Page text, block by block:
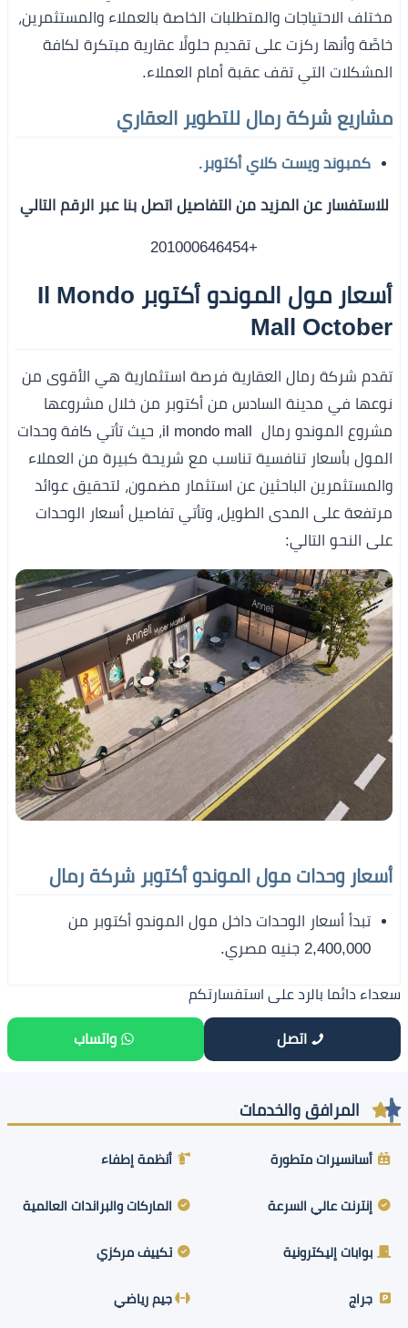
مختلف الاحتياجات والمتطلبات الخاصة بالعملاء والمستثمرين،
خاصًة وأنها ركزت على تقديم حلولًا عقارية مبتكرة لكافة
المشكلات التي تقف عقبة أمام العملاء.
مشاريع شركة رمال للتطوير العقاري
كمبوند ويست كلاي أكتوبر.
للاستفسار عن المزيد من التفاصيل اتصل بنا عبر الرقم التالي
+201000646454
أسعار مول الموندو أكتوبر Il Mondo
Mall October
تقدم شركة رمال العقارية فرصة استثمارية هي الأقوى من
نوعها في مدينة السادس من أكتوبر من خلال مشروعها
مشروع الموندو رمال il mondo mall، حيث تأتي كافة وحدات
المول بأسعار تنافسية تناسب مع شريحة كبيرة من العملاء
والمستثمرين الباحثين عن استثمار مضمون، لتحقيق عوائد
مرتفعة على المدى الطويل، وتأتي تفاصيل أسعار الوحدات
على النحو التالي:
أسعار وحدات مول الموندو أكتوبر شركة رمال
تبدأ أسعار الوحدات داخل مول الموندو أكتوبر من
2,400,000 جنيه مصري.
سعداء دائما بالرد على استفسارتكم
اتصل واتساب
المرافق والخدمات
أسانسيرات متطورة أنظمة إطفاء
إنترنت عالي السرعة الماركات والبراندات العالمية
بوابات إليكترونية تكييف مركزي
جراج جيم رياضي